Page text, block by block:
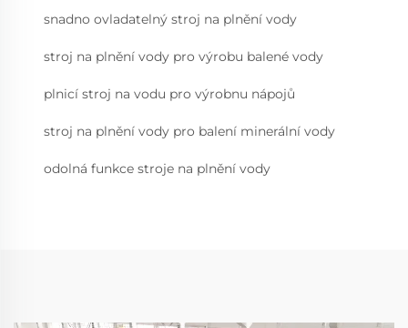
snadno ovladatelný stroj na plnění vody
stroj na plnění vody pro výrobu balené vody
plnicí stroj na vodu pro výrobnu nápojů
stroj na plnění vody pro balení minerální vody
odolná funkce stroje na plnění vody